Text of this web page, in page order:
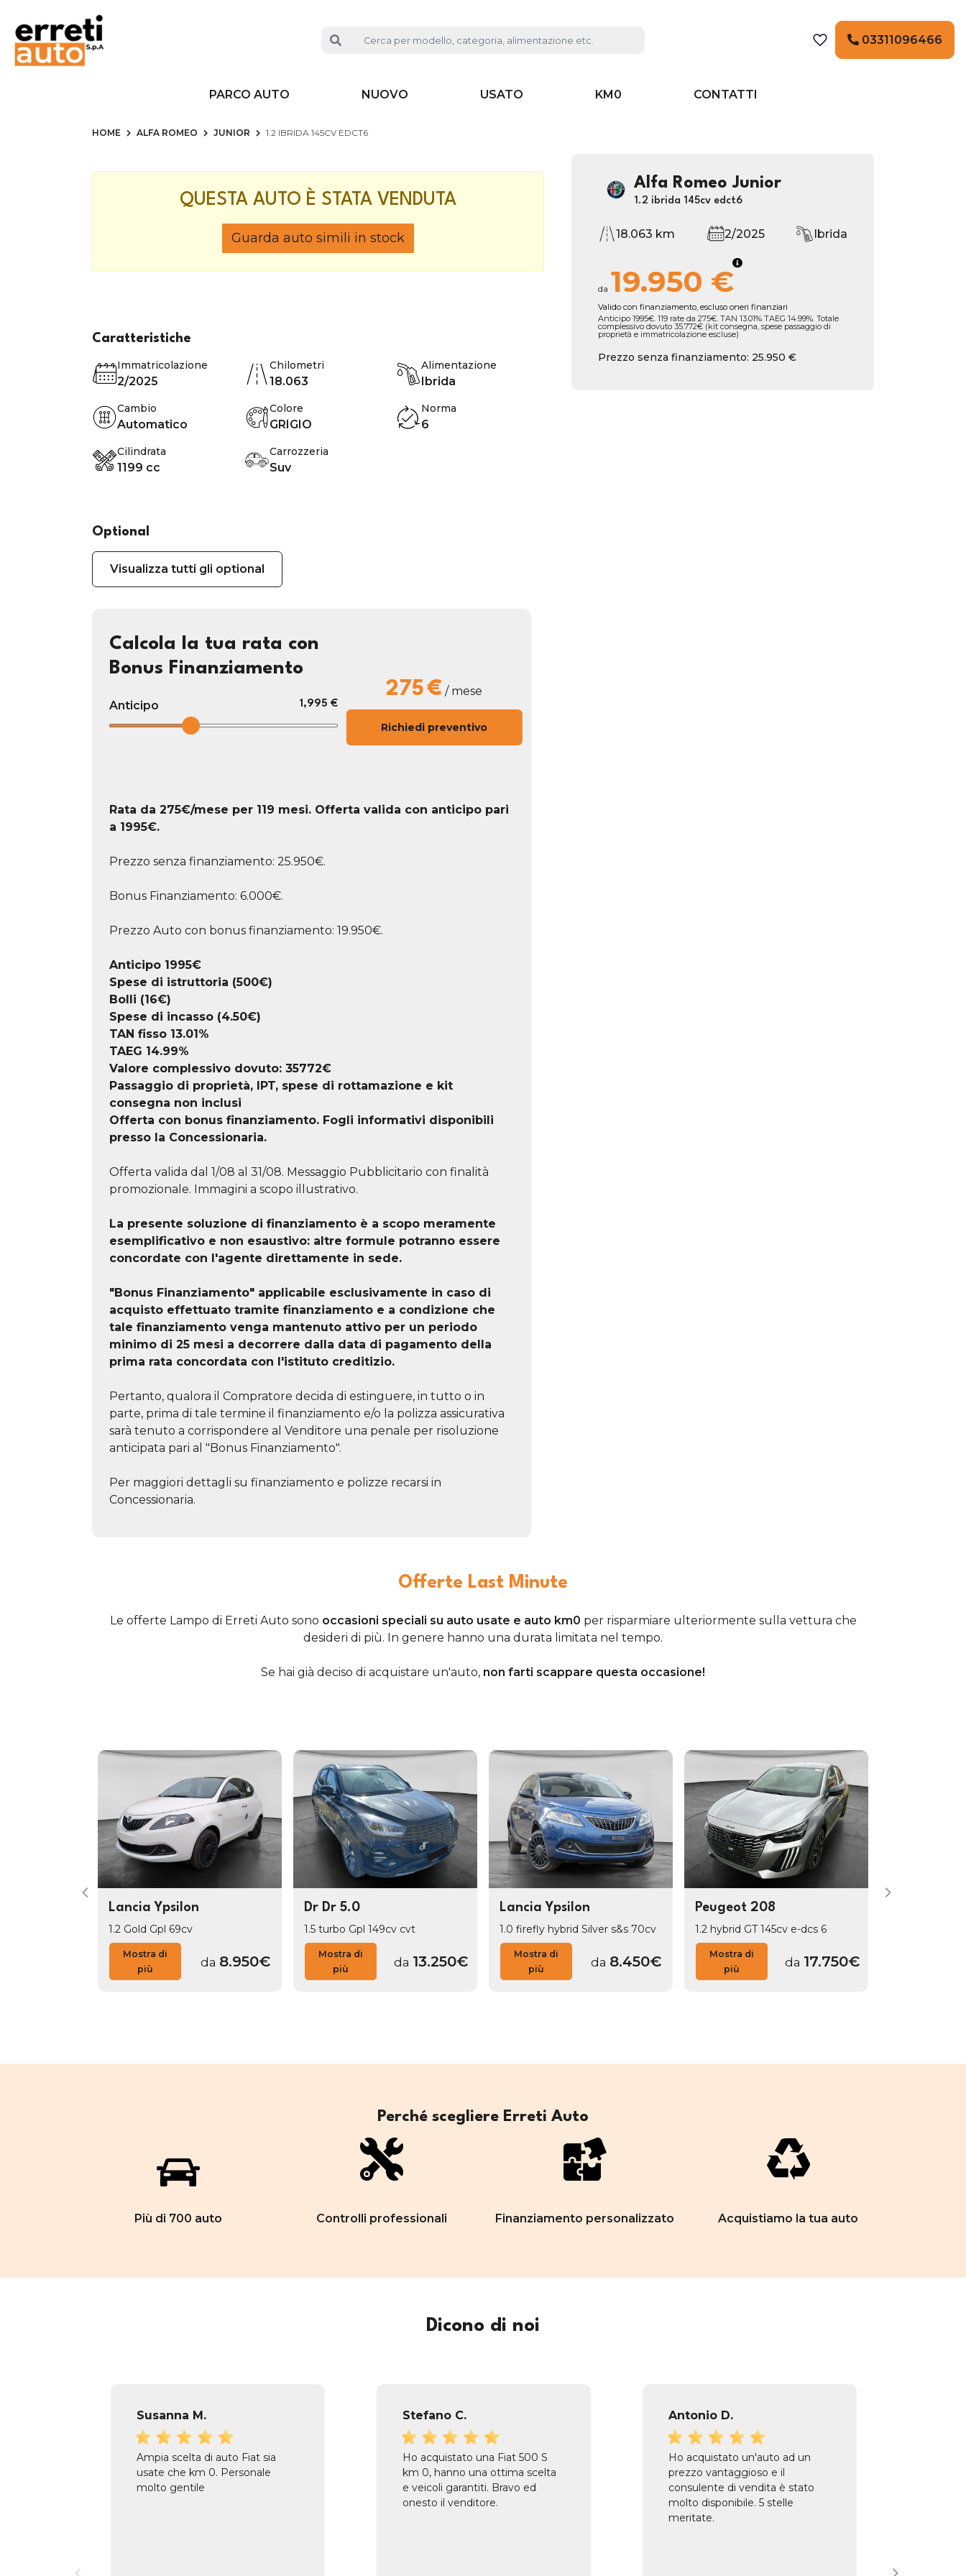
03311096466
PARCO AUTO NUOVO USATO KM0 CONTATTI
HOME ALFA ROMEO JUNIOR 1.2 IBRIDA 145CV EDCT6
QUESTA AUTO È STATA VENDUTA
Guarda auto simili in stock
Alfa Romeo Junior
1.2 ibrida 145cv edct6
18.063 km 2/2025 Ibrida
da 19.950 €
Valido con finanziamento, escluso oneri finanziari
Anticipo 1995€. 119 rate da 275€. TAN 13.01% TAEG 14.99%. Totale
complessivo dovuto 35.772€ (kit consegna, spese passaggio di
proprietà e immatricolazione escluse)
Prezzo senza finanziamento: 25.950 €
Caratteristiche
Immatricolazione
2/2025
Chilometri
18.063
Alimentazione
Ibrida
Cambio
Automatico
Colore
GRIGIO
Norma
6
Cilindrata
1199 cc
Carrozzeria
Suv
Optional
Visualizza tutti gli optional
Calcola la tua rata con
Bonus Finanziamento
Anticipo 1,995 €
275€ / mese
Richiedi preventivo
Rata da 275€/mese per 119 mesi. Offerta valida con anticipo pari
a 1995€.
Prezzo senza finanziamento: 25.950€.
Bonus Finanziamento: 6.000€.
Prezzo Auto con bonus finanziamento: 19.950€.
Anticipo 1995€
Spese di istruttoria (500€)
Bolli (16€)
Spese di incasso (4.50€)
TAN fisso 13.01%
TAEG 14.99%
Valore complessivo dovuto: 35772€
Passaggio di proprietà, IPT, spese di rottamazione e kit
consegna non inclusi
Offerta con bonus finanziamento. Fogli informativi disponibili
presso la Concessionaria.
Offerta valida dal 1/08 al 31/08. Messaggio Pubblicitario con finalità
promozionale. Immagini a scopo illustrativo.
La presente soluzione di finanziamento è a scopo meramente
esemplificativo e non esaustivo: altre formule potranno essere
concordate con l'agente direttamente in sede.
"Bonus Finanziamento" applicabile esclusivamente in caso di
acquisto effettuato tramite finanziamento e a condizione che
tale finanziamento venga mantenuto attivo per un periodo
minimo di 25 mesi a decorrere dalla data di pagamento della
prima rata concordata con l'istituto creditizio.
Pertanto, qualora il Compratore decida di estinguere, in tutto o in
parte, prima di tale termine il finanziamento e/o la polizza assicurativa
sarà tenuto a corrispondere al Venditore una penale per risoluzione
anticipata pari al "Bonus Finanziamento".
Per maggiori dettagli su finanziamento e polizze recarsi in
Concessionaria.
Offerte Last Minute
Le offerte Lampo di Erreti Auto sono occasioni speciali su auto usate e auto km0 per risparmiare ulteriormente sulla vettura che
desideri di più. In genere hanno una durata limitata nel tempo.
Se hai già deciso di acquistare un'auto, non farti scappare questa occasione!
Lancia Ypsilon
1.2 Gold Gpl 69cv
Mostra di
più
da 8.950€
Dr Dr 5.0
1.5 turbo Gpl 149cv cvt
Mostra di
più
da 13.250€
Lancia Ypsilon
1.0 firefly hybrid Silver s&s 70cv
Mostra di
più
da 8.450€
Peugeot 208
1.2 hybrid GT 145cv e-dcs 6
Mostra di
più
da 17.750€
Perché scegliere Erreti Auto
Più di 700 auto Controlli professionali Finanziamento personalizzato Acquistiamo la tua auto
Dicono di noi
Susanna M.
Ampia scelta di auto Fiat sia
usate che km 0. Personale
molto gentile
Stefano C.
Ho acquistato una Fiat 500 S
km 0, hanno una ottima scelta
e veicoli garantiti. Bravo ed
onesto il venditore.
Antonio D.
Ho acquistato un'auto ad un
prezzo vantaggioso e il
consulente di vendita è stato
molto disponibile. 5 stelle
meritate.